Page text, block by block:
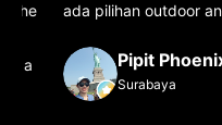
ada pilihan outdoor and
Pipit Phoenix
Surabaya